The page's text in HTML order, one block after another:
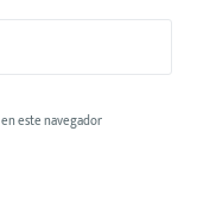
este navegador